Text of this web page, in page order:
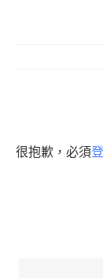
很抱歉，必須